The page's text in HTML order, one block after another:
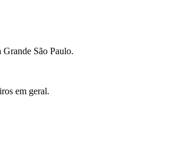
Grande São Paulo.
em geral.